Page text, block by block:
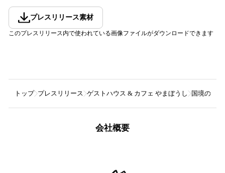
プレスリリース素材
このプレスリリース内で使われている画像ファイルがダウンロードできます
トップ プレスリリース ゲストハウス & カフェ やまぼうし 国境の島
会社概要